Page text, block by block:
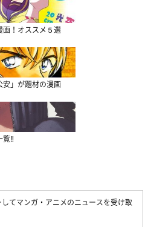
画！オススメ５選
安」が題材の漫画
覧‼
てマンガ・アニメのニュースを受け取